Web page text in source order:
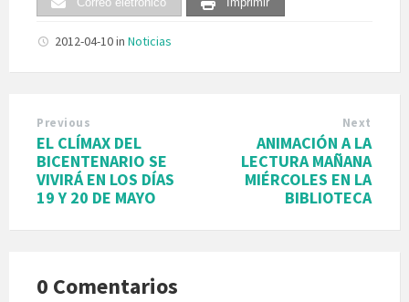
2012-04-10in Noticias
Previous
EL CLÍMAX DEL
BICENTENARIO SE
VIVIRÁ EN LOS DÍAS
19 Y 20 DE MAYO
Next
ANIMACIÓN A LA
LECTURA MAÑANA
MIÉRCOLES EN LA
BIBLIOTECA
0 Comentarios